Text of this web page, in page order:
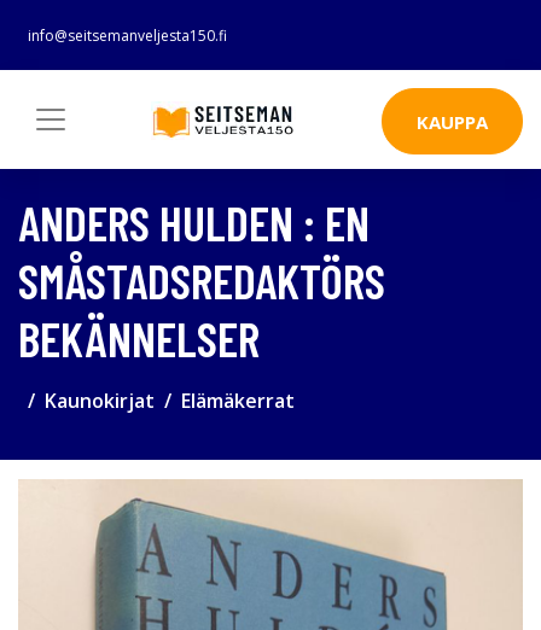
info@seitsemanveljesta150.fi
KAUPPA
ANDERS HULDEN : EN
SMÅSTADSREDAKTÖRS
BEKÄNNELSER
Kaunokirjat Elämäkerrat